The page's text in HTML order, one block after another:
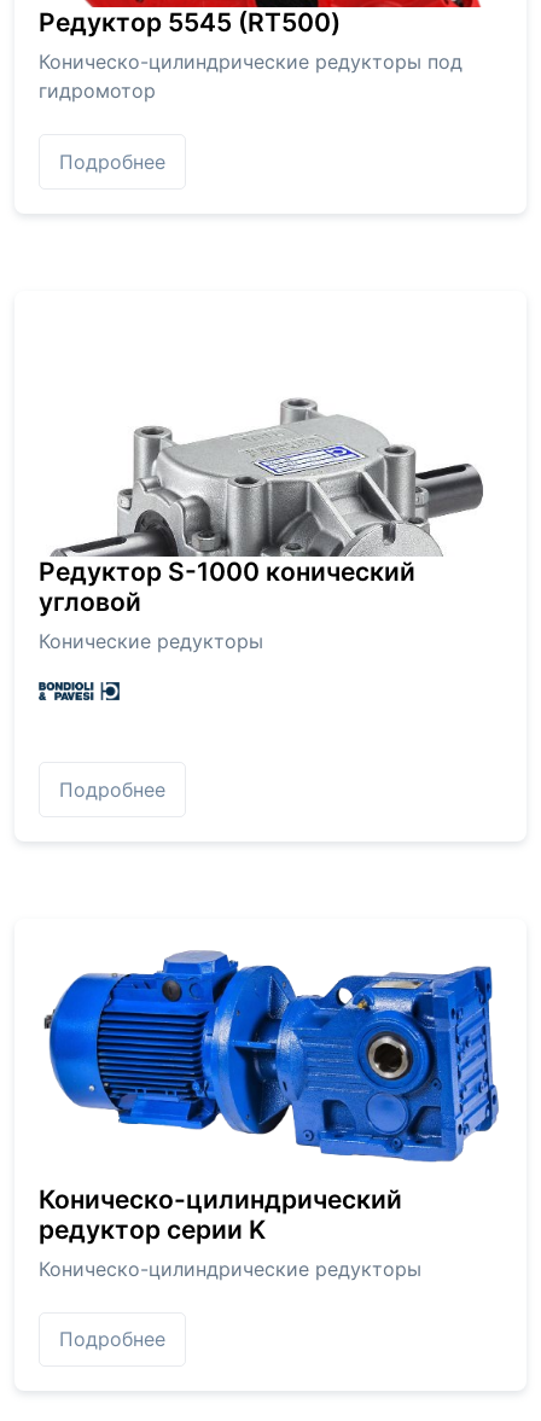
Редуктор 5545 (RT500)
Коническо-цилиндрические редукторы под
гидромотор
Подробнее
Редуктор S-1000 конический
угловой
Конические редукторы
Подробнее
Коническо-цилиндрический
редуктор серии K
Коническо-цилиндрические редукторы
Подробнее